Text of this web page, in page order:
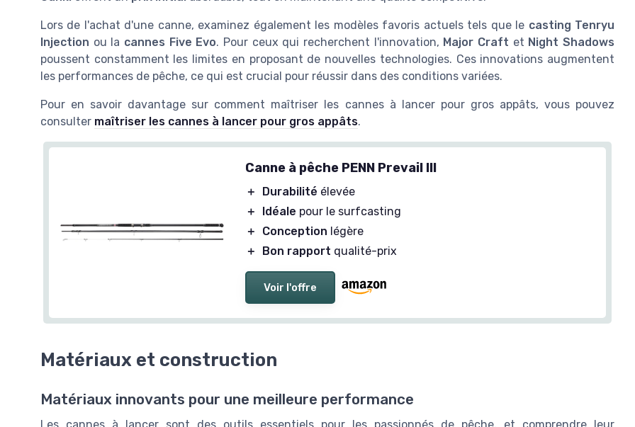
Lors de l'achat d'une canne, examinez également les modèles favoris actuels tels que le casting Tenryu
Injection ou la cannes Five Evo. Pour ceux qui recherchent l'innovation, Major Craft et Night Shadows
poussent constamment les limites en proposant de nouvelles technologies. Ces innovations augmentent
les performances de pêche, ce qui est crucial pour réussir dans des conditions variées.
Pour en savoir davantage sur comment maîtriser les cannes à lancer pour gros appâts, vous pouvez
consulter maîtriser les cannes à lancer pour gros appâts.
Canne à pêche PENN Prevail III
＋ Durabilité élevée
＋
Idéale pour le surfcasting
＋
Conception légère
＋
Bon rapport qualité-prix
Voir l'offre
Matériaux et construction
Matériaux innovants pour une meilleure performance